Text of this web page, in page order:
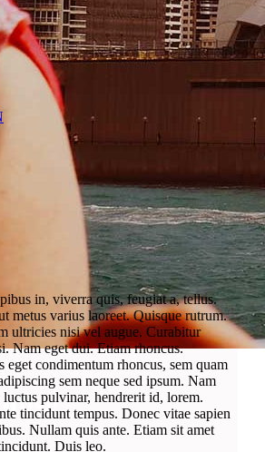
in, viverra quis, feugiat a, tellus.
metus varius laoreet. Quisque rutrum.
ultricies nisi vel augue. Curabitur
Nam eget dui. Etiam rhoncus.
eget condimentum rhoncus, sem quam
sem neque sed ipsum. Nam
pulvinar, hendrerit id, lorem.
tincidunt tempus. Donec vitae sapien
Nullam quis ante. Etiam sit amet
Duis leo.